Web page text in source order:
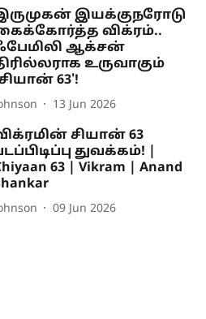
இயக்குநரோடு
விக்ரம்..
ஆக்சன்
உருவாகும்
63'!
13 Jun 2026
சியான் 63
துவக்கம்! |
63 | Vikram | Anand
09 Jun 2026